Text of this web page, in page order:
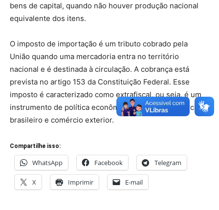
bens de capital, quando não houver produção nacional
equivalente dos itens.
O imposto de importação é um tributo cobrado pela
União quando uma mercadoria entra no território
nacional e é destinada à circulação. A cobrança está
prevista no artigo 153 da Constituição Federal. Esse
imposto é caracterizado como extrafiscal, ou seja, é um
instrumento de política econômica, proteção do mercado
brasileiro e comércio exterior.
Compartilhe isso:
WhatsApp Facebook Telegram
X Imprimir E-mail